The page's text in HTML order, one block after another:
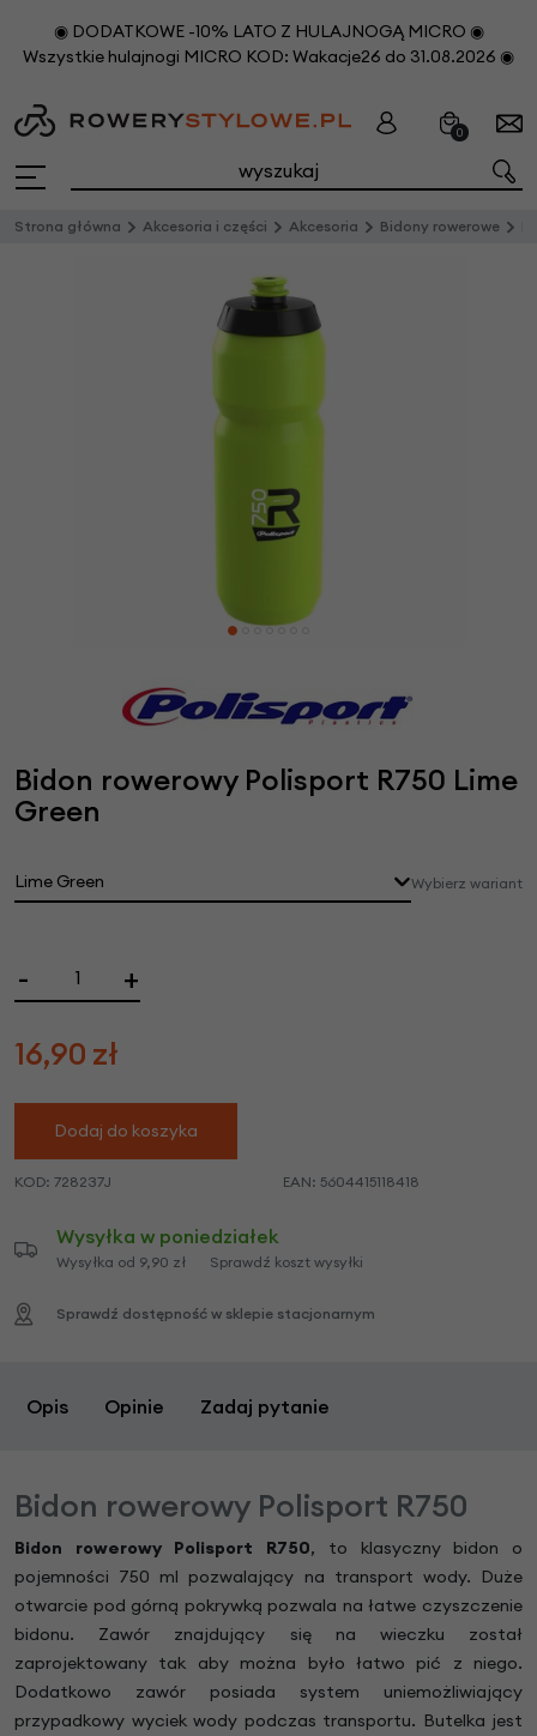
◉ DODATKOWE -10% LATO Z HULAJNOGĄ MICRO ◉
Wszystkie hulajnogi MICRO KOD: Wakacje26 do 31.08.2026 ◉
0
Strona główna Akcesoria i części Akcesoria Bidony rowerowe
Bidon rowerowy Polisport R750 Lime
Green
Lime Green Wybierz wariant
- +
16,90 zł
Dodaj do koszyka
KOD: 728237J EAN: 5604415118418
Wysyłka w poniedziałek
Wysyłka od 9,90 zł Sprawdź koszt wysyłki
Sprawdź dostępność w sklepie stacjonarnym
Opis Opinie Zadaj pytanie
Bidon rowerowy Polisport R750
Bidon rowerowy Polisport R750, to klasyczny bidon o
pojemności 750 ml pozwalający na transport wody. Duże
otwarcie pod górną pokrywką pozwala na łatwe czyszczenie
bidonu. Zawór znajdujący się na wieczku został
zaprojektowany tak aby można było łatwo pić z niego.
Dodatkowo zawór posiada system uniemożliwiający
przypadkowy wyciek wody podczas transportu. Butelka jest